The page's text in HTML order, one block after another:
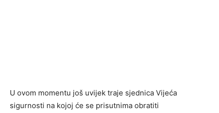
U ovom momentu još uvijek traje sjednica Vijeća
sigurnosti na kojoj će se prisutnima obratiti